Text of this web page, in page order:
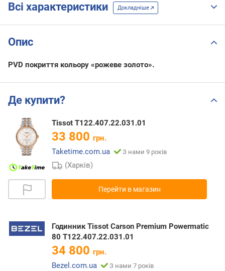
Всі характеристики Докладніше
Опис
PVD покриття кольору «рожеве золото».
Де купити?
Tissot T122.407.22.031.01
33 800 грн.
Taketime.com.ua
З нами 9 років
(Харків)
Перейти в магазин
Годинник Tissot Carson Premium Powermatic
80 T122.407.22.031.01
34 800 грн.
Bezel.com.ua
З нами 7 років